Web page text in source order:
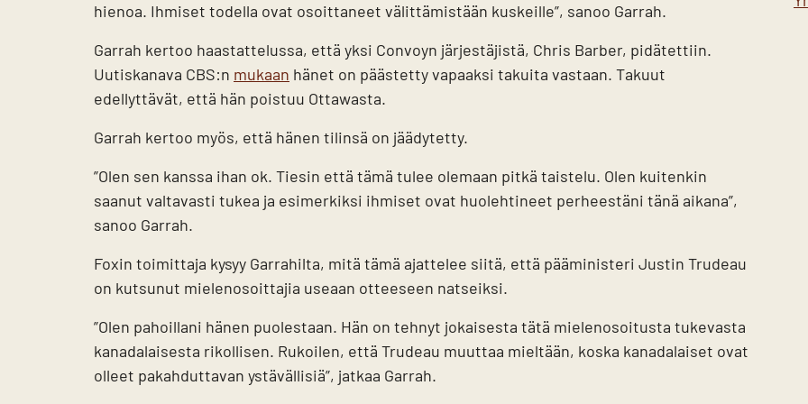
hienoa. Ihmiset todella ovat osoittaneet välittämistään kuskeille”, sanoo Garrah.
Garrah kertoo haastattelussa, että yksi Convoyn järjestäjistä, Chris Barber, pidätettiin.
Uutiskanava CBS:n mukaan hänet on päästetty vapaaksi takuita vastaan. Takuut
edellyttävät, että hän poistuu Ottawasta.
Garrah kertoo myös, että hänen tilinsä on jäädytetty.
”Olen sen kanssa ihan ok. Tiesin että tämä tulee olemaan pitkä taistelu. Olen kuitenkin
saanut valtavasti tukea ja esimerkiksi ihmiset ovat huolehtineet perheestäni tänä aikana”,
sanoo Garrah.
Foxin toimittaja kysyy Garrahilta, mitä tämä ajattelee siitä, että pääministeri Justin Trudeau
on kutsunut mielenosoittajia useaan otteeseen natseiksi.
”Olen pahoillani hänen puolestaan. Hän on tehnyt jokaisesta tätä mielenosoitusta tukevasta
kanadalaisesta rikollisen. Rukoilen, että Trudeau muuttaa mieltään, koska kanadalaiset ovat
olleet pakahduttavan ystävällisiä”, jatkaa Garrah.